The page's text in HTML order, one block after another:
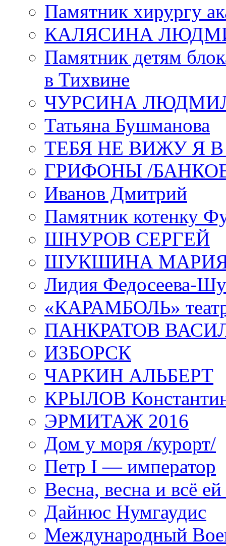
Памятник хирургу
КАЛЯСИНА
Памятник детям
в Тихвине
ЧУРСИНА
Татьяна Бушманова
ТЕБЯ НЕ ВИЖУ Я
ГРИФОНЫ /
Иванов Дмитрий
Памятник котенку
ШНУРОВ СЕРГЕЙ
ШУКШИНА
Лидия Федосеева-
«КАРАМБОЛЬ»
ПАНКРАТОВ
ИЗБОРСК
ЧАРКИН АЛЬБЕРТ
КРЫЛОВ
ЭРМИТАЖ 2016
Дом у моря /курорт/
Петр I — император
Весна, весна и всё
Дайнюс Нумгаудис
Международный